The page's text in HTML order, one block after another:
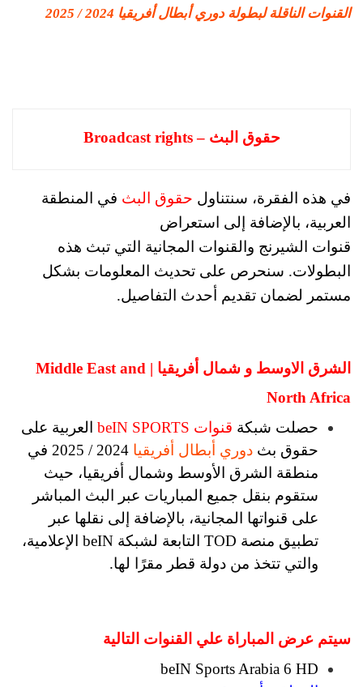
القنوات الناقلة لبطولة دوري أبطال أفريقيا 2024 / 2025
حقوق البث – Broadcast rights
في هذه الفقرة، سنتناول حقوق البث في المنطقة
العربية، بالإضافة إلى استعراض
قنوات
الشيرنج والقنوات المجانية التي تبث هذه
البطولات. سنحرص على تحديث المعلومات بشكل
مستمر لضمان تقديم أحدث التفاصيل.
الشرق الاوسط و شمال أفريقيا | Middle East and
North Africa
حصلت شبكة قنوات beIN SPORTS
العربية على
حقوق بث دوري أبطال أفريقيا
2024 / 2025 في
منطقة الشرق الأوسط وشمال أفريقيا، حيث
ستقوم بنقل جميع المباريات عبر البث المباشر
على قنواتها المجانية، بالإضافة إلى نقلها عبر
تطبيق منصة TOD التابعة لشبكة beIN الإعلامية،
والتي تتخذ من دولة قطر مقرًا لها.
سيتم عرض المباراة علي القنوات التالية
beIN Sports Arabia 6 HD